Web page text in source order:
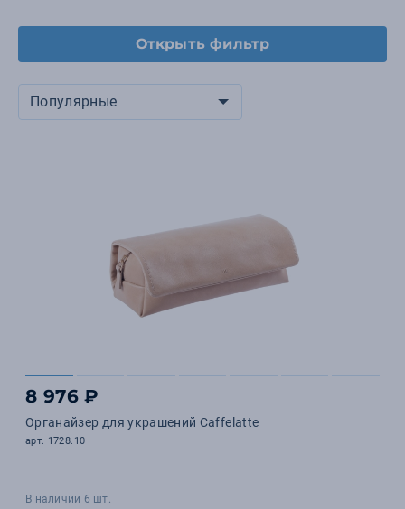
Открыть фильтр
Популярные
8 976 ₽
Органайзер для украшений Caffelatte
арт. 1728.10
В наличии 6 шт.